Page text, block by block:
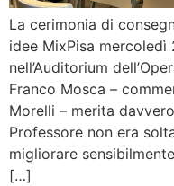
La cerimonia di
idee MixPisa
nell’Auditorium
Franco Mosca –
Morelli – merita
Professore non era
migliorare
[…]